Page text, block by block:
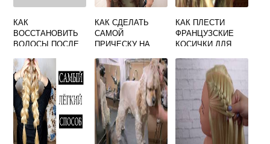
КАК
ВОССТАНОВИТЬ
ВОЛОСЫ ПОСЛЕ
ОСВЕТЛЕНИЯ
КАК СДЕЛАТЬ
САМОЙ
ПРИЧЕСКУ НА
ВОЛОСЫ В
ДОМАШНИХ
УСЛОВИЯХ
КАК ПЛЕСТИ
ФРАНЦУЗСКИЕ
КОСИЧКИ ДЛЯ
ПОШАГОВО